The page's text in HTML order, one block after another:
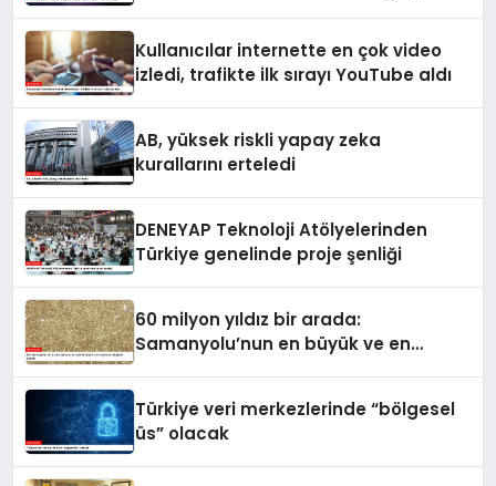
Kullanıcılar internette en çok video
izledi, trafikte ilk sırayı YouTube aldı
AB, yüksek riskli yapay zeka
kurallarını erteledi
DENEYAP Teknoloji Atölyelerinden
Türkiye genelinde proje şenliği
60 milyon yıldız bir arada:
Samanyolu’nun en büyük ve en
Türkiye veri merkezlerinde “bölgesel
üs” olacak